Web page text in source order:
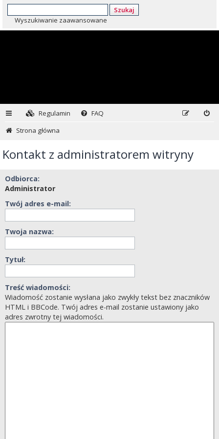
Szukaj
Wyszukiwanie zaawansowane
Regulamin
FAQ
Strona główna
Kontakt z administratorem witryny
Odbiorca:
Administrator
Twój adres e-mail:
Twoja nazwa:
Tytuł:
Treść wiadomości:
Wiadomość zostanie wysłana jako zwykły tekst bez znaczników
HTML i BBCode. Twój adres e-mail zostanie ustawiony jako
adres zwrotny tej wiadomości.